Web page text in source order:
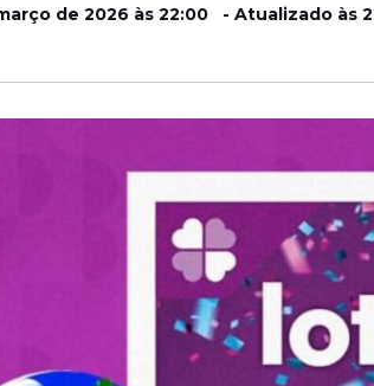
de 2026 às 22:00 - Atualizado às